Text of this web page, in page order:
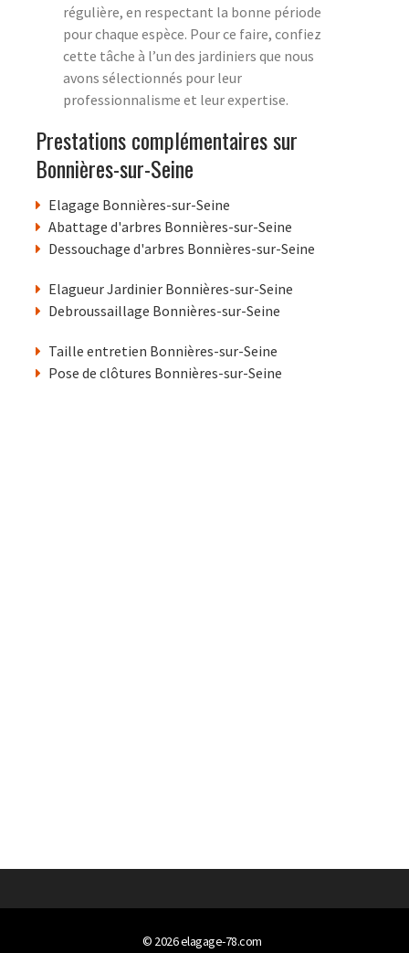
régulière, en respectant la bonne période
pour chaque espèce. Pour ce faire, confiez
cette tâche à l’un des jardiniers que nous
avons sélectionnés pour leur
professionnalisme et leur expertise.
Prestations complémentaires sur
Bonnières-sur-Seine
Elagage Bonnières-sur-Seine
Abattage d'arbres Bonnières-sur-Seine
Dessouchage d'arbres Bonnières-sur-Seine
Elagueur Jardinier Bonnières-sur-Seine
Debroussaillage Bonnières-sur-Seine
Taille entretien Bonnières-sur-Seine
Pose de clôtures Bonnières-sur-Seine
© 2026elagage-78.com